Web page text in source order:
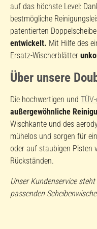
auf das höchste Level:
bestmögliche
patentierten
entwickelt. Mit Hilfe des
Ersatz-Wischerblätter
Über unsere
Die hochwertigen und
außergewöhnliche
Wischkante und des
mühelos und sorgen für
oder auf staubigen Pisten
Rückständen.
Unser Kundenservice
passenden